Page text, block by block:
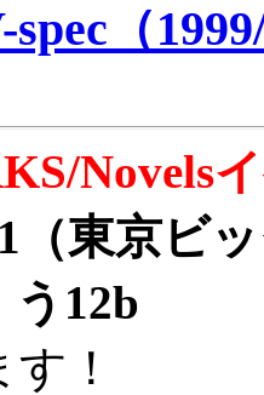
（
Novels
東京ビ
う12b
！